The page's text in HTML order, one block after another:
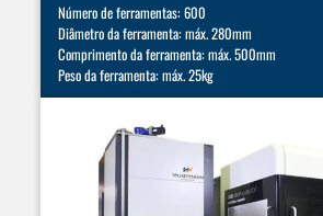
Número de ferramentas: 600
Diâmetro da ferramenta: máx. 280mm
Comprimento da ferramenta: máx. 500mm
Peso da ferramenta: máx. 25kg